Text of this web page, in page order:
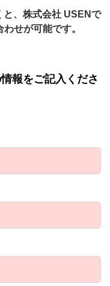
と、株式会社 USENで
わせが可能です。
報をご記入くださ